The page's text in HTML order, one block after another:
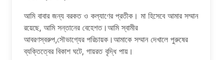
আমি বাবার জন্য বরকত ও কল্যাণের প্রতীক। মা হিসেবে আমার সম্মান
রয়েছে, আমি সন্তানের বেহেশত।আমি স্বামীর
আবরণস্বরুপ,সৌভাগ্যের পরিচায়ক।আমাকে সম্মান দেখালে পুরুষের
ব্যক্তিত্বের বিকাশ ঘটে, গায়রত বৃদ্ধি পায়।